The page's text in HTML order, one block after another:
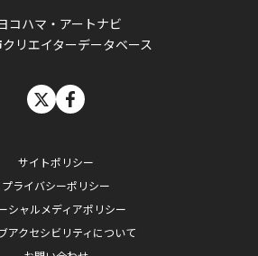
コハマ・アートナビ
リエイターデータベース
サイトポリシー
プライバシーポリシー
シャルメディアポリシー
アクセシビリティについて